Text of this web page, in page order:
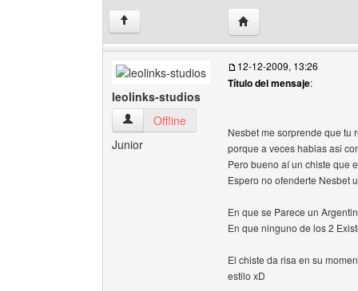
↑ Visitar sitio web del
leolinks-studios
leolinks-studios Ver perfil del usuario
Offline
Junior
12-12-2009, 13:26
Título del mensaje:
Nesbet me sorprende que tu
porque a veces hablas asi
Pero bueno aí un chiste que
Espero no ofenderte Nesbet
En que se Parece un
En que ninguno de los 2
El chiste da risa en su
estilo xD